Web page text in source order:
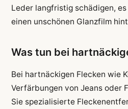
Leder langfristig schädigen,
einen unschönen Glanzfilm
Was tun bei
Bei hartnäckigen Flecken wie
Verfärbungen von Jeans oder
Sie spezialisierte